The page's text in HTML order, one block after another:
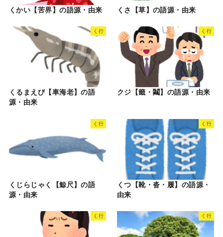
くかい【苦界】の語源・由来 くさ【草】の語源・由来
く行
くるまえび【車海老】の語
源・由来
く行
クジ【籤・鬮】の語源・由来
く行
くじらじゃく【鯨尺】の語
源・由来
く行
くつ【靴・沓・履】の語源・
由来
く行 く行